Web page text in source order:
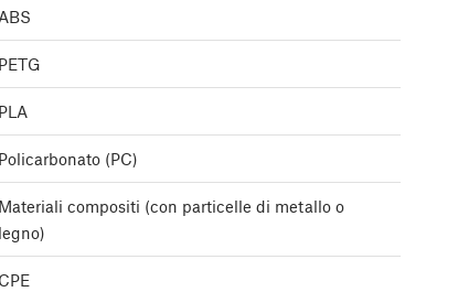
ABS
PETG
PLA
Policarbonato (PC)
Materiali compositi (con particelle di metallo o
legno)
CPE